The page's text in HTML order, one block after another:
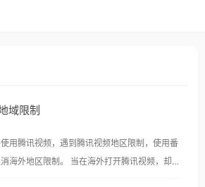
域限制
用腾讯视频，遇到腾讯视频地区限制，使用番
区限制。 当在海外打开腾讯视频，却突